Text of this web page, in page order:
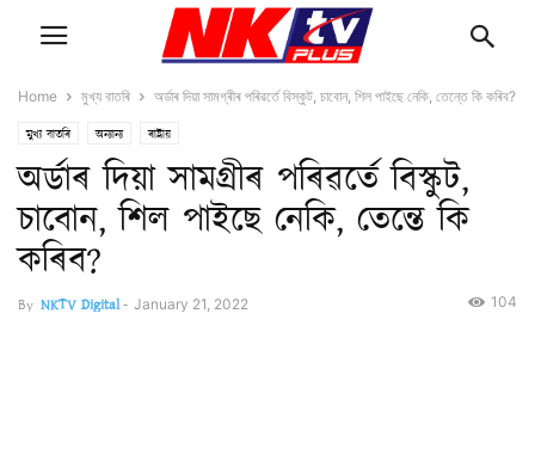
Home মুখ্য বাতৰি অৰ্ডাৰ দিয়া সামগ্ৰীৰ পৰিৱৰ্তে বিস্কুট, চাবোন, শিল পাইছে নেকি, তেন্তে কি কৰিব?
মুখ্য বাতৰি অন্যান্য ৰাষ্ট্ৰীয়
অৰ্ডাৰ দিয়া সামগ্ৰীৰ পৰিৱৰ্তে বিস্কুট,
চাবোন, শিল পাইছে নেকি, তেন্তে কি
কৰিব?
By NKTV Digital- January 21, 2022 104